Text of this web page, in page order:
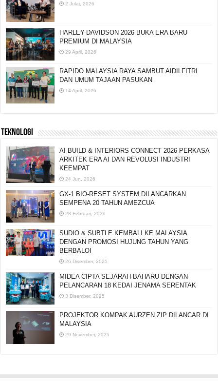
2 Julai, 2026
HARLEY-DAVIDSON 2026 BUKA ERA BARU
PREMIUM DI MALAYSIA
29 April, 2026
RAPIDO MALAYSIA RAYA SAMBUT AIDILFITRI
DAN UMUM TAJAAN PASUKAN
14 April, 2026
TEKNOLOGI
AI BUILD & INTERIORS CONNECT 2026 PERKASA
ARKITEK ERA AI DAN REVOLUSI INDUSTRI
KEEMPAT
24 Jun, 2026
GX-1 BIO-RESET SYSTEM DILANCARKAN
SEMPENA 20 TAHUN AMEZCUA
28 Februari, 2026
SUDIO & SUBTLE KEMBALI KE MALAYSIA
DENGAN PROMOSI HUJUNG TAHUN YANG
BERBALOI
26 Disember, 2025
MIDEA CIPTA SEJARAH BAHARU DENGAN
PELANCARAN 18 KEDAI JENAMA SERENTAK
3 Disember, 2025
PROJEKTOR KOMPAK AURZEN ZIP DILANCAR DI
MALAYSIA
29 November, 2025